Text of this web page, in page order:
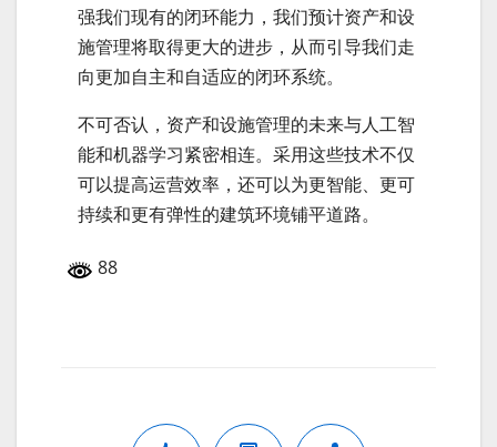
强我们现有的闭环能力，我们预计资产和设
施管理将取得更大的进步，从而引导我们走
向更加自主和自适应的闭环系统。
不可否认，资产和设施管理的未来与人工智
能和机器学习紧密相连。采用这些技术不仅
可以提高运营效率，还可以为更智能、更可
持续和更有弹性的建筑环境铺平道路。
88